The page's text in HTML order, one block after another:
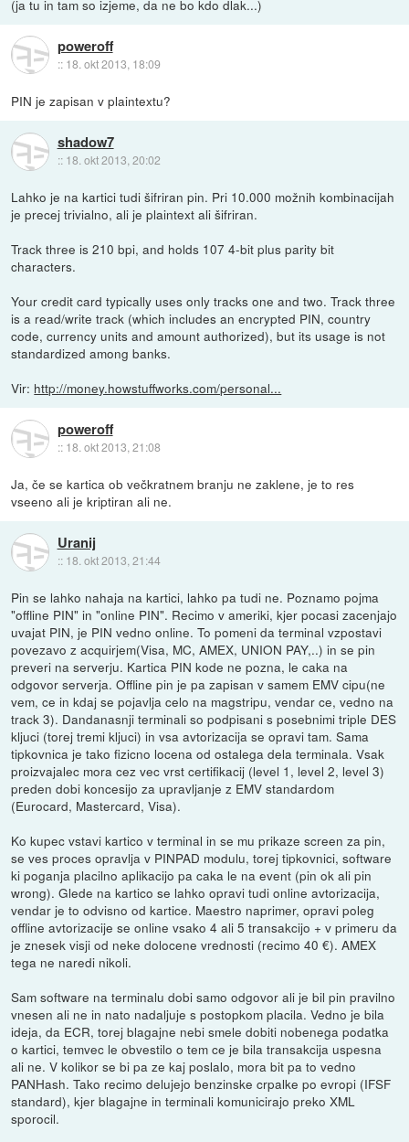
(ja tu in tam so izjeme, da ne bo kdo dlak...)
poweroff
:: 18. okt 2013, 18:09
PIN je zapisan v plaintextu?
shadow7
:: 18. okt 2013, 20:02
Lahko je na kartici tudi šifriran pin. Pri 10.000 možnih kombinacijah
je precej trivialno, ali je plaintext ali šifriran.
Track three is 210 bpi, and holds 107 4-bit plus parity bit
characters.
Your credit card typically uses only tracks one and two. Track three
is a read/write track (which includes an encrypted PIN, country
code, currency units and amount authorized), but its usage is not
standardized among banks.
Vir: http://money.howstuffworks.com/personal...
poweroff
:: 18. okt 2013, 21:08
Ja, če se kartica ob večkratnem branju ne zaklene, je to res
vseeno ali je kriptiran ali ne.
Uranij
:: 18. okt 2013, 21:44
Pin se lahko nahaja na kartici, lahko pa tudi ne. Poznamo pojma
"offline PIN" in "online PIN". Recimo v ameriki, kjer pocasi zacenjajo
uvajat PIN, je PIN vedno online. To pomeni da terminal vzpostavi
povezavo z acquirjem(Visa, MC, AMEX, UNION PAY,..) in se pin
preveri na serverju. Kartica PIN kode ne pozna, le caka na
odgovor serverja. Offline pin je pa zapisan v samem EMV cipu(ne
vem, ce in kdaj se pojavlja celo na magstripu, vendar ce, vedno na
track 3). Dandanasnji terminali so podpisani s posebnimi triple DES
kljuci (torej tremi kljuci) in vsa avtorizacija se opravi tam. Sama
tipkovnica je tako fizicno locena od ostalega dela terminala. Vsak
proizvajalec mora cez vec vrst certifikacij (level 1, level 2, level 3)
preden dobi koncesijo za upravljanje z EMV standardom
(Eurocard, Mastercard, Visa).
Ko kupec vstavi kartico v terminal in se mu prikaze screen za pin,
se ves proces opravlja v PINPAD modulu, torej tipkovnici, software
ki poganja placilno aplikacijo pa caka le na event (pin ok ali pin
wrong). Glede na kartico se lahko opravi tudi online avtorizacija,
vendar je to odvisno od kartice. Maestro naprimer, opravi poleg
offline avtorizacije se online vsako 4 ali 5 transakcijo + v primeru da
je znesek visji od neke dolocene vrednosti (recimo 40 €). AMEX
tega ne naredi nikoli.
Sam software na terminalu dobi samo odgovor ali je bil pin pravilno
vnesen ali ne in nato nadaljuje s postopkom placila. Vedno je bila
ideja, da ECR, torej blagajne nebi smele dobiti nobenega podatka
o kartici, temvec le obvestilo o tem ce je bila transakcija uspesna
ali ne. V kolikor se bi pa ze kaj poslalo, mora bit pa to vedno
PANHash. Tako recimo delujejo benzinske crpalke po evropi (IFSF
standard), kjer blagajne in terminali komunicirajo preko XML
sporocil.